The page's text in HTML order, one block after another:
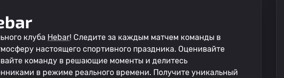
клуба Hebar! Следите за каждым матчем команды в
настоящего спортивного праздника. Оценивайте
команду в решающие моменты и делитесь
в режиме реального времени. Получите уникальный